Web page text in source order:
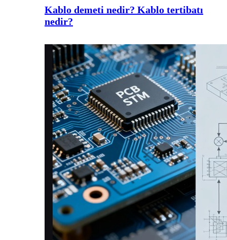
Kablo demeti nedir? Kablo tertibatı
nedir?